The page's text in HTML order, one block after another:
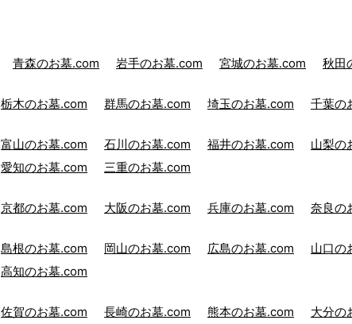
青森のお墓.com 岩手のお墓.com 宮城のお墓.com 秋田
栃木のお墓.com 群馬のお墓.com 埼玉のお墓.com 千葉の
富山のお墓.com 石川のお墓.com 福井のお墓.com 山梨の
愛知のお墓.com 三重のお墓.com
京都のお墓.com 大阪のお墓.com 兵庫のお墓.com 奈良の
島根のお墓.com 岡山のお墓.com 広島のお墓.com 山口の
高知のお墓.com
佐賀のお墓.com 長崎のお墓.com 熊本のお墓.com 大分の